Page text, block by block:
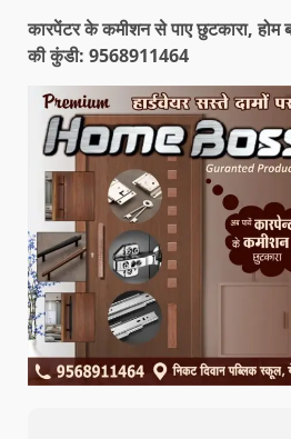
कारपेंटर के कमीशन से पाए छुटकारा, होम
की कुंडी: 9568911464